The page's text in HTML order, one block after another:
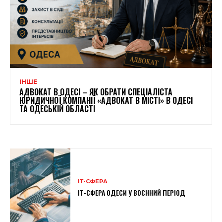
ІНШЕ
АДВОКАТ В ОДЕСІ – ЯК ОБРАТИ СПЕЦІАЛІСТА
ЮРИДИЧНОЇ КОМПАНІЇ «АДВОКАТ В МІСТІ» В ОДЕСІ
ТА ОДЕСЬКІЙ ОБЛАСТІ
ІТ-СФЕРА
IT-СФЕРА ОДЕСИ У ВОЄННИЙ ПЕРІОД